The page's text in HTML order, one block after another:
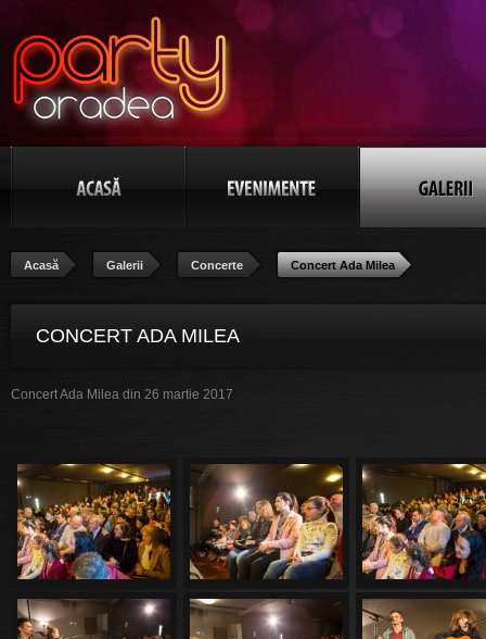
Acasă Galerii Concerte Concert Ada Milea
CONCERT ADA MILEA
Concert Ada Milea din 26 martie 2017